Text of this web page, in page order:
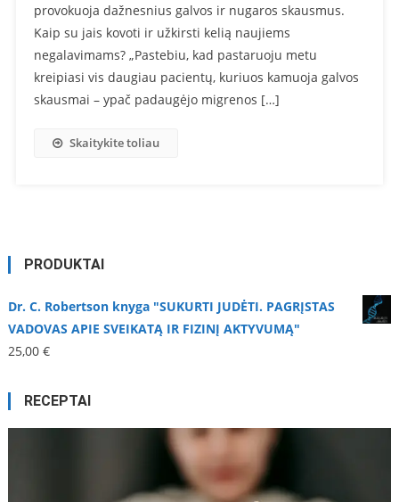
provokuoja dažnesnius galvos ir nugaros skausmus.
Kaip su jais kovoti ir užkirsti kelią naujiems
negalavimams? „Pastebiu, kad pastaruoju metu
kreipiasi vis daugiau pacientų, kuriuos kamuoja galvos
skausmai – ypač padaugėjo migrenos […]
Skaitykite toliau
PRODUKTAI
Dr. C. Robertson knyga "SUKURTI JUDĖTI. PAGRĮSTAS
VADOVAS APIE SVEIKATĄ IR FIZINĮ AKTYVUMĄ"
25,00 €
RECEPTAI